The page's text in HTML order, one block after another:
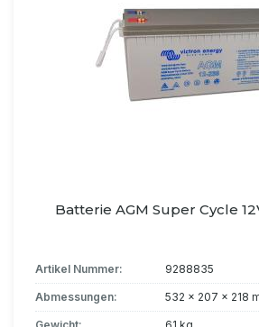
Batterie AGM Super Cycle
Artikel Nummer: 9288835
Abmessungen: 532 x 207 x 218